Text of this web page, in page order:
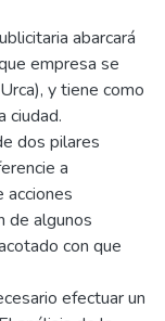
abarcará
empresa se
y tiene como
ciudad.
dos pilares
a
acciones
de algunos
con que
efectuar un